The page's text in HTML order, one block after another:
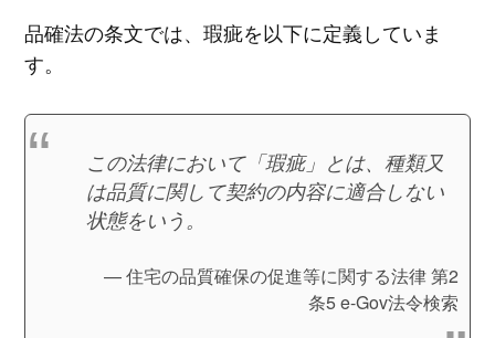
品確法の条文では、瑕疵を以下に定義していま
す。
この法律において「瑕疵」とは、種類又
は品質に関して契約の内容に適合しない
状態をいう。
住宅の品質確保の促進等に関する法律 第2
条5 e-Gov法令検索